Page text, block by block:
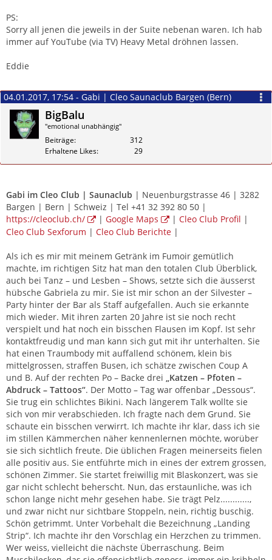
PS:
Sorry all jenen die jeweils in der Suite nebenan waren. Ich hab
immer auf YouTube (via TV) Heavy Metal dröhnen lassen.
Eddie
04.01.2017, 17:54 - Gabi | Cleo Saunaclub Bargen (Bern)
BigBalu
"emotional unabhängig"
Beiträge
312
Erhaltene Likes
29
Gabi im Cleo Club | Saunaclub | Neuenburgstrasse 46 | 3282
Bargen | Bern | Schweiz | Tel +41 32 392 80 50 |
https://cleoclub.ch/
| Google Maps | Cleo Club Profil |
Cleo Club Sexforum | Cleo Club Berichte |
Als ich es mir mit meinem Getränk im Fumoir gemütlich
machte, im richtigen Sitz hat man den totalen Club Überblick,
auch bei Tanz – und Lesben – Shows, setzte sich die äusserst
hübsche Gabriela zu mir. Sie ist mir schon an der Silvester –
Party hinter der Bar als Staff aufgefallen. Auch sie erkannte
mich wieder. Mit ihren zarten 20 Jahre ist sie noch recht
verspielt und hat noch ein bisschen Flausen im Kopf. Ist sehr
kontaktfreudig und man kann sich gut mit ihr unterhalten. Sie
hat einen Traumbody mit auffallend schönem, klein bis
mittelgrossen, straffen Busen, ich schätze zwischen Coup A
und B. Auf der rechten Po – Backe drei „Katzen – Pfoten –
Abdruck – Tattoos“. Der Motto – Tag war offenbar „Dessous“.
Sie trug ein schlichtes Bikini. Nach längerem Talk wollte sie
sich von mir verabschieden. Ich fragte nach dem Grund. Sie
schaute ein bisschen verwirrt. Ich machte ihr klar, dass ich sie
im stillen Kämmerchen näher kennenlernen möchte, worüber
sie sich sichtlich freute. Die üblichen Fragen meinerseits fielen
alle positiv aus. Sie entführte mich in eines der extrem grossen,
schönen Zimmer. Sie startet freiwillig mit Blaskonzert, was sie
gar nicht schlecht beherscht. Nun, das erstaunliche, was ich
schon lange nicht mehr gesehen habe. Sie trägt Pelz............,
und zwar nicht nur sichtbare Stoppeln, nein, richtig buschig.
Schön getrimmt. Unter Vorbehalt die Bezeichnung „Landing
Strip“. Ich machte ihr den Vorschlag ein Herzchen zu trimmen.
Wer weiss, vielleicht die nächste Überraschung. Beim
Zitieren